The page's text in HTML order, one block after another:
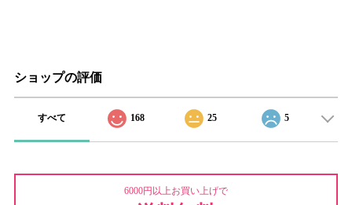
ショップの評価
すべて 168 25 5
6000円以上お買い上げで